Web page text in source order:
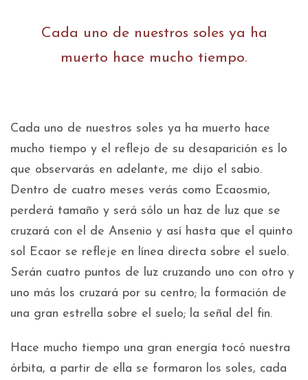
Cada uno de nuestros soles ya ha
muerto hace mucho tiempo.
Cada uno de nuestros soles ya ha muerto hace
mucho tiempo y el reflejo de su desaparición es lo
que observarás en adelante, me dijo el sabio.
Dentro de cuatro meses verás como Ecaosmio,
perderá tamaño y será sólo un haz de luz que se
cruzará con el de Ansenio y así hasta que el quinto
sol Ecaor se refleje en línea directa sobre el suelo.
Serán cuatro puntos de luz cruzando uno con otro y
uno más los cruzará por su centro; la formación de
una gran estrella sobre el suelo; la señal del fin.
Hace mucho tiempo una gran energía tocó nuestra
órbita, a partir de ella se formaron los soles, cada